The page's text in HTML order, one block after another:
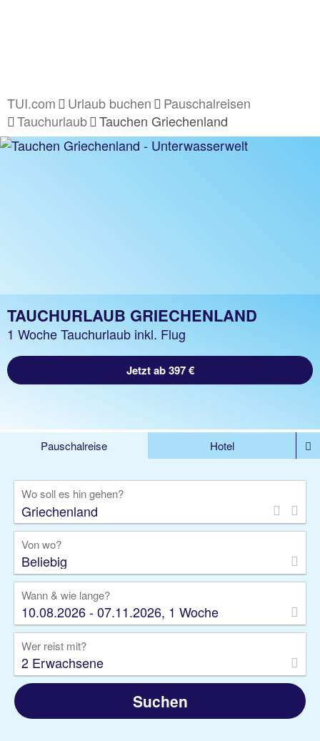
TUI.com Urlaub buchen
Pauschalreisen
Tauchurlaub
Tauchen Griechenland
TAUCHURLAUB GRIECHENLAND
1 Woche Tauchurlaub inkl. Flug
Jetzt ab 397 €
Pauschalreise
Hotel
Kreuzfahrten
Rundreisen
Privattransfer
Zusatzleistungen
Wo soll es hin gehen?
Von wo?
Beliebig
Wann & wie lange?
10.08.2026 - 07.11.2026, 1 Woche
Wer reist mit?
2 Erwachsene
Suchen